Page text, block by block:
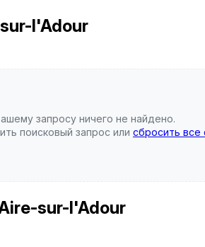
l'Adour
запросу ничего не найдено.
поисковый запрос или сбросить все
Aire-sur-l'Adour